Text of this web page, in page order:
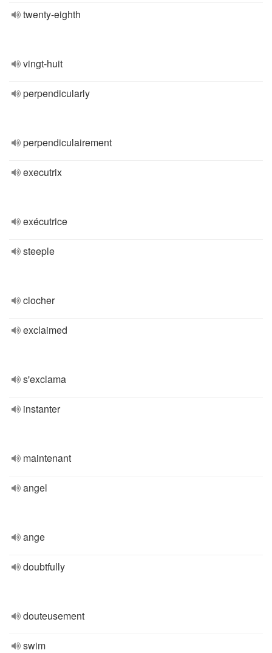
twenty-eighth
vingt-huit
perpendicularly
perpendiculairement
executrix
exécutrice
steeple
clocher
exclaimed
s'exclama
instanter
maintenant
angel
ange
doubtfully
douteusement
swim